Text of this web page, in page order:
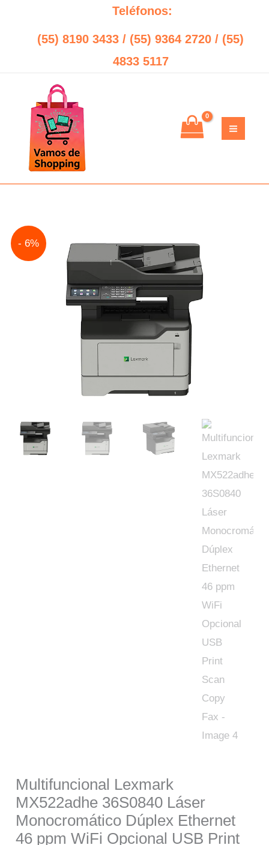
contenido
Teléfonos:
(55) 8190 3433 / (55) 9364 2720 / (55)
4833 5117
- 6%
Multifuncional Lexmark
MX522adhe 36S0840 Láser
Monocromático Dúplex Ethernet
46 ppm WiFi Opcional USB Print
Original
price
was:
$21,058.00.
Current
price
is:
$19,836.00.